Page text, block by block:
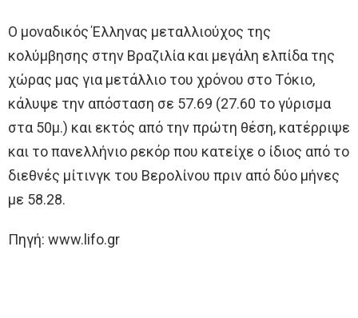
Ο μοναδικός Έλληνας μεταλλιούχος της
κολύμβησης στην Βραζιλία και μεγάλη ελπίδα της
χώρας μας για μετάλλιο του χρόνου στο Τόκιο,
κάλυψε την απόσταση σε 57.69 (27.60 το γύρισμα
στα 50μ.) και εκτός από την πρώτη θέση, κατέρριψε
και το πανελλήνιο ρεκόρ που κατείχε ο ίδιος από το
διεθνές μίτινγκ του Βερολίνου πριν από δύο μήνες
με 58.28.
Πηγή: www.lifo.gr